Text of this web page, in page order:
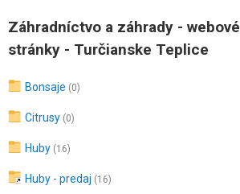
Záhradníctvo a záhrady - webové
stránky - Turčianske Teplice
Bonsaje (0)
Citrusy (0)
Huby (16)
Huby - predaj (16)